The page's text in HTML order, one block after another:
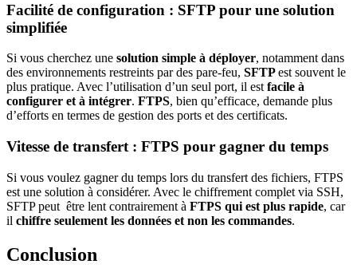
Facilité de configuration : SFTP pour une solution
simplifiée
Si vous cherchez une solution simple à déployer, notamment dans
des environnements restreints par des pare-feu, SFTPest souvent le
plus pratique. Avec l’utilisation d’un seul port, il est facile à
configurer et à intégrer. FTPS, bien qu’efficace, demande plus
d’efforts en termes de gestion des ports et des certificats.
Vitesse de transfert : FTPS pour gagner du temps
Si vous voulez gagner du temps lors du transfert des fichiers, FTPS
est une solution à considérer. Avec le chiffrement complet via SSH,
SFTP peut être lent contrairement à FTPS qui est plus rapide, car
il chiffre seulement les données et non les commandes.
Conclusion